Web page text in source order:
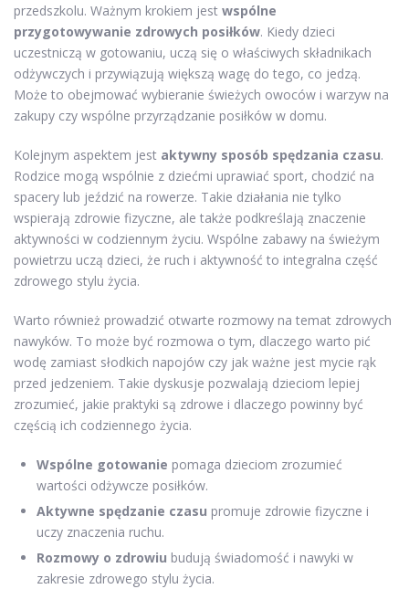
przedszkolu. Ważnym krokiem jest wspólne
przygotowywanie zdrowych posiłków. Kiedy dzieci
uczestniczą w gotowaniu, uczą się o właściwych składnikach
odżywczych i przywiązują większą wagę do tego, co jedzą.
Może to obejmować wybieranie świeżych owoców i warzyw na
zakupy czy wspólne przyrządzanie posiłków w domu.
Kolejnym aspektem jest aktywny sposób spędzania czasu.
Rodzice mogą wspólnie z dziećmi uprawiać sport, chodzić na
spacery lub jeździć na rowerze. Takie działania nie tylko
wspierają zdrowie fizyczne, ale także podkreślają znaczenie
aktywności w codziennym życiu. Wspólne zabawy na świeżym
powietrzu uczą dzieci, że ruch i aktywność to integralna część
zdrowego stylu życia.
Warto również prowadzić otwarte rozmowy na temat zdrowych
nawyków. To może być rozmowa o tym, dlaczego warto pić
wodę zamiast słodkich napojów czy jak ważne jest mycie rąk
przed jedzeniem. Takie dyskusje pozwalają dzieciom lepiej
zrozumieć, jakie praktyki są zdrowe i dlaczego powinny być
częścią ich codziennego życia.
Wspólne gotowanie pomaga dzieciom zrozumieć
wartości odżywcze posiłków.
Aktywne spędzanie czasu promuje zdrowie fizyczne i
uczy znaczenia ruchu.
Rozmowy o zdrowiu budują świadomość i nawyki w
zakresie zdrowego stylu życia.